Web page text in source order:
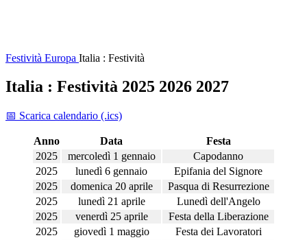
Festività Europa Italia : Festività
Italia : Festività 2025 2026 2027
📅 Scarica calendario (.ics)
Anno Data
Festa
2025
mercoledì 1 gennaio
Capodanno
2025
lunedì 6 gennaio
Epifania del Signore
2025
domenica 20 aprile
Pasqua di Resurrezione
2025
lunedì 21 aprile
Lunedì dell'Angelo
2025
venerdì 25 aprile
Festa della Liberazione
2025
giovedì 1 maggio
Festa dei Lavoratori